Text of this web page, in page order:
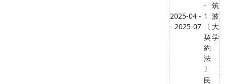
2025-04 -
- 2025-07
-
1
〔
契
約
法
〕
筑
波
大
学
民